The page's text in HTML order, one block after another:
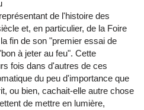
de l'histoire des
et, en particulier, de la Foire
fin de son "premier essai de
à jeter au feu". Cette
fois dans d'autres de ces
du peu d'importance que
ou bien, cachait-elle autre chose
de mettre en lumière,